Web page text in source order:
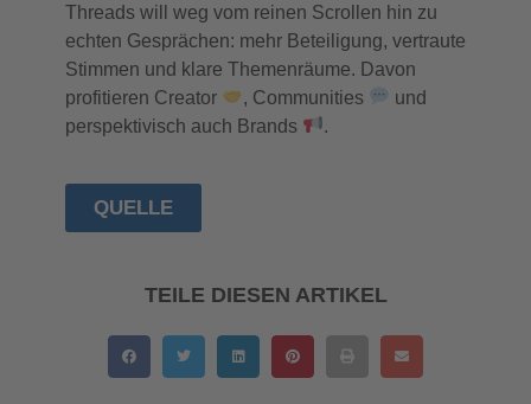
Threads will weg vom reinen Scrollen hin zu
echten Gesprächen: mehr Beteiligung, vertraute
Stimmen und klare Themenräume. Davon
profitieren Creator
, Communities
und
perspektivisch auch Brands
.
QUELLE
TEILE DIESEN ARTIKEL